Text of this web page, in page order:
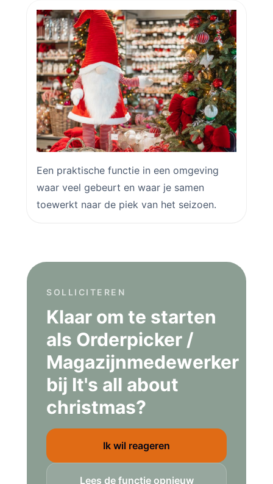
Een praktische functie in een omgeving
waar veel gebeurt en waar je samen
toewerkt naar de piek van het seizoen.
SOLLICITEREN
Klaar om te starten
als Orderpicker /
Magazijnmedewerker
bij It's all about
christmas?
Ik wil reageren
Lees de functie opnieuw